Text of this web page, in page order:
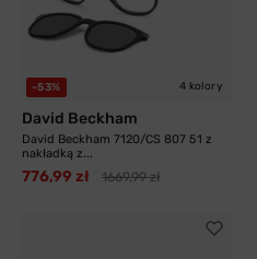
-53% 4 kolory
David Beckham
David Beckham 7120/CS 807 51 z
nakładką z...
776,99 zł 1669,99 zł